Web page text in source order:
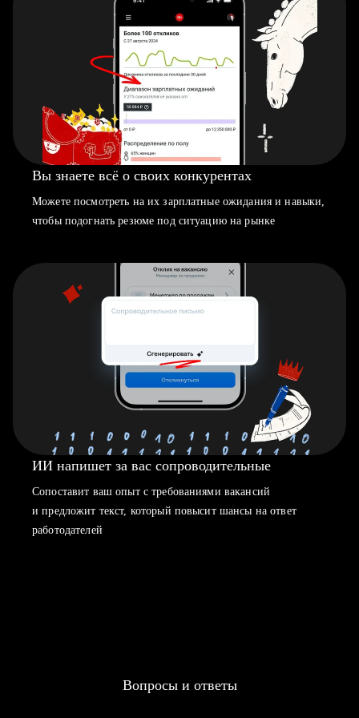
Вы знаете всё о своих конкурентах
Можете посмотреть на их зарплатные ожидания и навыки,
чтобы подогнать резюме под ситуацию на рынке
ИИ напишет за вас сопроводительные
Сопоставит ваш опыт с требованиями вакансий
и предложит текст, который повысит шансы на ответ
работодателей
Вопросы и ответы